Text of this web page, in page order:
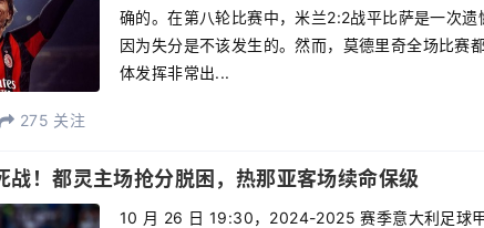
确的。在第八轮比赛中，米兰2:2战平比萨是一次遗
因为失分是不该发生的。然而，莫德里奇全场比赛
体发挥非常出...
275 关注
战！都灵主场抢分脱困，热那亚客场续命保级
10 月 26 日 19:30，2024-2025 赛季意大利足球